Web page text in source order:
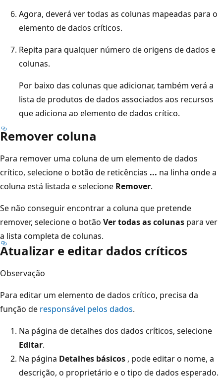
Agora, deverá ver todas as colunas mapeadas para o
elemento de dados críticos.
Repita para qualquer número de origens de dados e
colunas.
Por baixo das colunas que adicionar, também verá a
lista de produtos de dados associados aos recursos
que adiciona ao elemento de dados crítico.
Remover coluna
Para remover uma coluna de um elemento de dados
crítico, selecione o botão de reticências ... na linha onde a
coluna está listada e selecione Remover.
Se não conseguir encontrar a coluna que pretende
remover, selecione o botão Ver todas as colunas para ver
a lista completa de colunas.
Atualizar e editar dados críticos
Observação
Para editar um elemento de dados crítico, precisa da
função de responsável pelos dados.
Na página de detalhes dos dados críticos, selecione
Editar.
Na página Detalhes básicos , pode editar o nome, a
descrição, o proprietário e o tipo de dados esperado.